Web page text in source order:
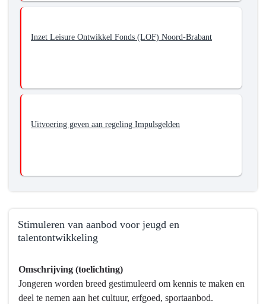
Inzet Leisure Ontwikkel Fonds (LOF) Noord-Brabant
Uitvoering geven aan regeling Impulsgelden
Stimuleren van aanbod voor jeugd en
talentontwikkeling
naar
navigatie
Omschrijving (toelichting)
Jongeren worden breed gestimuleerd om kennis te maken en
deel te nemen aan het cultuur, erfgoed, sportaanbod.